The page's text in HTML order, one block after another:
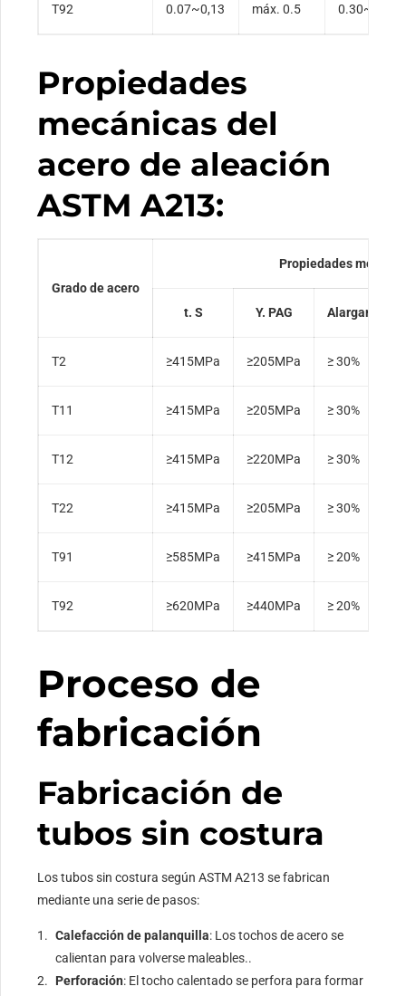
T92 0.07~0,13 máx. 0.5 0.30~0,60
Propiedades
mecánicas del
acero de aleación
ASTM A213:
Grado de acero
Propiedades
t. S Y. PAG Alargamiento
T2 ≥415MPa ≥205MPa ≥ 30%
T11 ≥415MPa ≥205MPa ≥ 30%
T12 ≥415MPa ≥220MPa ≥ 30%
T22 ≥415MPa ≥205MPa ≥ 30%
T91 ≥585MPa ≥415MPa ≥ 20%
T92 ≥620MPa ≥440MPa ≥ 20%
Proceso de
fabricación
Fabricación de
tubos sin costura
Los tubos sin costura según ASTM A213 se fabrican
mediante una serie de pasos:
Calefacción de palanquilla: Los tochos de acero se
calientan para volverse maleables..
Perforación: El tocho calentado se perfora para formar